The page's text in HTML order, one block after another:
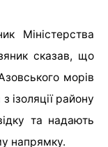
Міністерства
сказав, що
морів
ізоляції району
та надають
напрямку.